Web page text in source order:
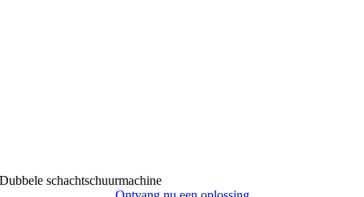
Dubbele schachtschuurmachine